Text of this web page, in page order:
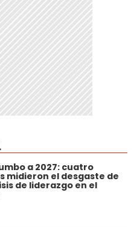
a 2027: cuatro
midieron el desgaste de
de liderazgo en el